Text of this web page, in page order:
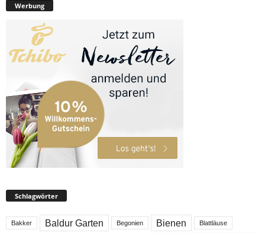
Werbung
Schlagwörter
Bakker Baldur Garten Begonien Bienen Blattläuse